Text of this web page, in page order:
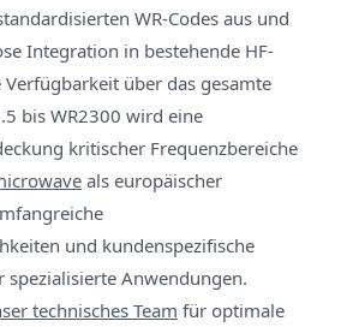
WR-Codes aus und
Integration in bestehende HF-
Verfügbarkeit über das gesamte
bis WR2300 wird eine
kritischer Frequenzbereiche
als europäischer
und kundenspezifische
Anwendungen.
technisches Team für optimale